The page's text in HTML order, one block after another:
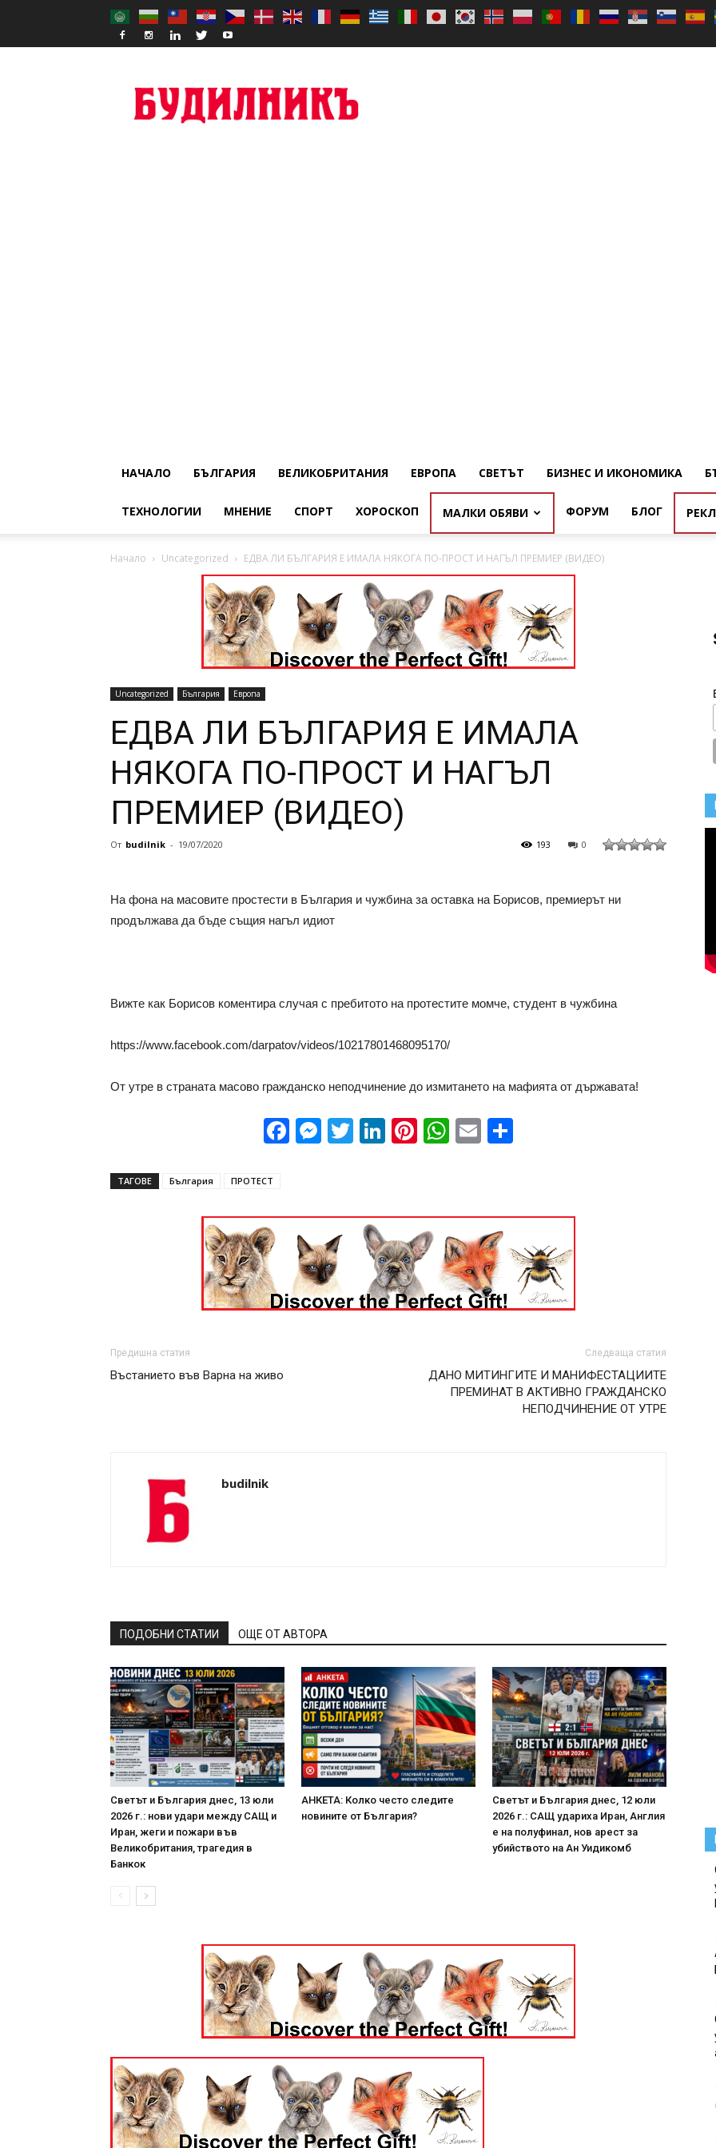
НАЧАЛО БЪЛГАРИЯ ВЕЛИКОБРИТАНИЯ ЕВРОПА СВЕТЪТ БИЗНЕС И ИКОНОМИКА
ТЕХНОЛОГИИ МНЕНИЕ СПОРТ ХОРОСКОП МАЛКИ ОБЯВИ ФОРУМ БЛОГ
Начало Uncategorized ЕДВА ЛИ БЪЛГАРИЯ Е ИМАЛА НЯКОГА ПО-ПРОСТ И НАГЪЛ ПРЕМИЕР (ВИДЕО)
Uncategorized България Европа
ЕДВА ЛИ БЪЛГАРИЯ Е ИМАЛА
НЯКОГА ПО-ПРОСТ И НАГЪЛ
ПРЕМИЕР (ВИДЕО)
От budilnik - 19/07/2020 0
193
На фона на масовите простести в България и чужбина за оставка на Борисов, премиерът ни
продължава да бъде същия нагъл идиот
Вижте как Борисов коментира случая с пребитото на протестите момче, студент в чужбина
https://www.facebook.com/darpatov/videos/10217801468095170/
От утре в страната масово гражданско неподчинение до измитането на мафията от държавата!
Facebook
Messenger
Twitter
LinkedIn
Pinterest
WhatsApp
Email
ТАГОВЕ България ПРОТЕСТ
Предишна статия
Въстанието във Варна на живо
Следваща статия
ДАНО МИТИНГИТЕ И МАНИФЕСТАЦИИТЕ
ПРЕМИНАТ В АКТИВНО ГРАЖДАНСКО
НЕПОДЧИНЕНИЕ ОТ УТРЕ
budilnik
ПОДОБНИ СТАТИИ ОЩЕ ОТ АВТОРА
Светът и България днес, 13 юли
2026 г.: нови удари между САЩ и
Иран, жеги и пожари във
Великобритания, трагедия в
Банкок
АНКЕТА: Колко често следите
новините от България?
Светът и България днес, 12 юли
2026 г.: САЩ удариха Иран, Англия
е на полуфинал, нов арест за
убийството на Ан Уидикомб